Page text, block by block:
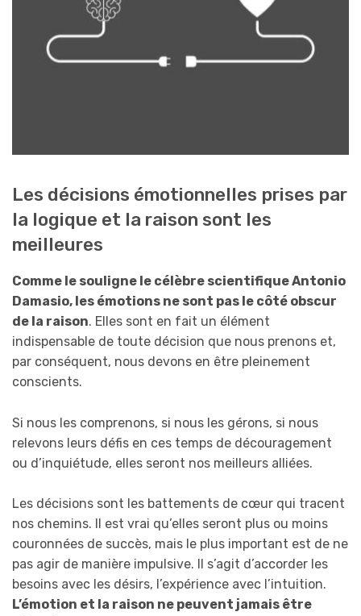
Les décisions émotionnelles prises par
la logique et la raison sont les
meilleures
Comme le souligne le célèbre scientifique Antonio
Damasio, les émotions ne sont pas le côté obscur
de la raison. Elles sont en fait un élément
indispensable de toute décision que nous prenons et,
par conséquent, nous devons en être pleinement
conscients.
Si nous les comprenons, si nous les gérons, si nous
relevons leurs défis en ces temps de découragement
ou d’inquiétude, elles seront nos meilleurs alliées.
Les décisions sont les battements de cœur qui tracent
nos chemins. Il est vrai qu’elles seront plus ou moins
couronnées de succès, mais le plus important est de ne
pas agir de manière impulsive. Il s’agit d’accorder les
besoins avec les désirs, l’expérience avec l’intuition.
L’émotion et la raison ne peuvent jamais être